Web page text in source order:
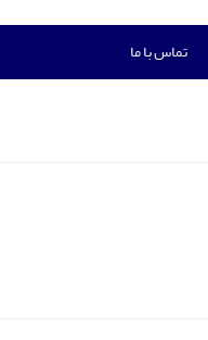
تماس با ما